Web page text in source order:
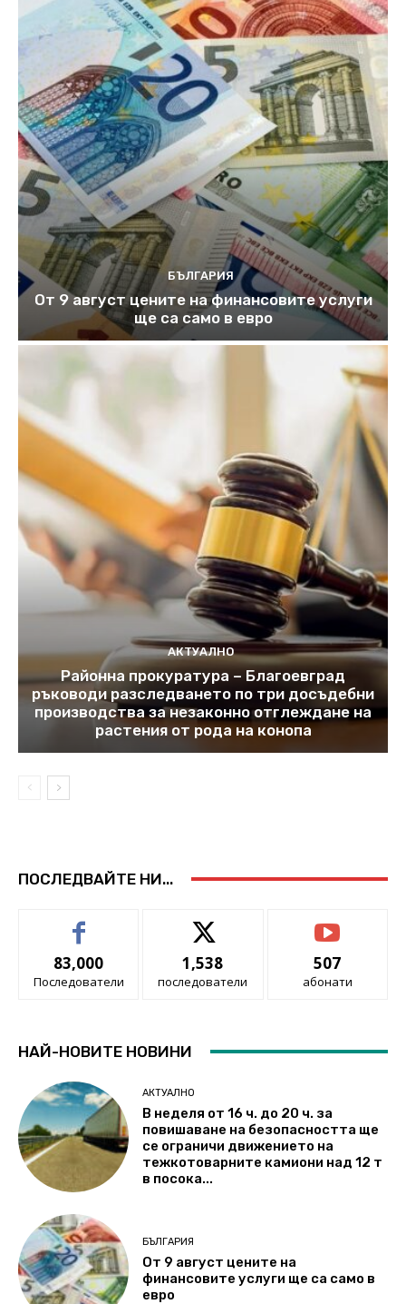
БЪЛГАРИЯ
От 9 август цените на финансовите услуги
ще са само в евро
АКТУАЛНО
Районна прокуратура – Благоевград
ръководи разследването по три досъдебни
производства за незаконно отглеждане на
растения от рода на конопа
ПОСЛЕДВАЙТЕ НИ...
83,000
Последователи
1,538
последователи
507
абонати
НАЙ-НОВИТЕ НОВИНИ
АКТУАЛНО
В неделя от 16 ч. до 20 ч. за
повишаване на безопасността ще
се ограничи движението на
тежкотоварните камиони над 12 т
в посока...
БЪЛГАРИЯ
От 9 август цените на
финансовите услуги ще са само в
евро